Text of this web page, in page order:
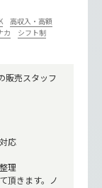
高収入・高額
カ
シフト制
販売スタッフ
応
理
頂きます。ノ